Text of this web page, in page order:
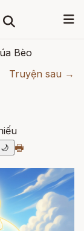
Bèo
Truyện sau →
🌙 🖶